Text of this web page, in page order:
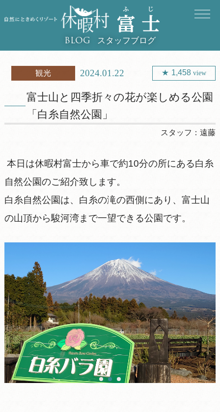
BLOG スタッフブログ
観光 2024.01.22 1,458view
富士山と四季折々の花が楽しめる公園
「白糸自然公園」
スタッフ：遠藤
本日は休暇村富士から車で約10分の所にある白糸
自然公園のご紹介致します。
白糸自然公園は、白糸の滝の西側にあり、富士山
の山頂から駿河湾まで一望できる公園です。